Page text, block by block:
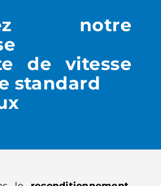
notre
de vitesse
standard